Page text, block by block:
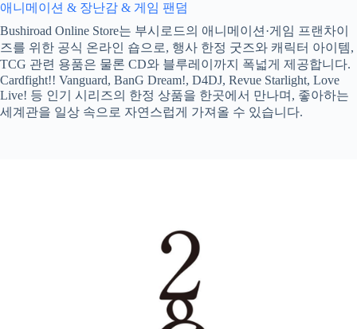
애니메이션 & 장난감 & 게임 팬덤
Bushiroad Online Store는 부시로드의 애니메이션·게임 프랜차이
즈를 위한 공식 온라인 숍으로, 행사 한정 굿즈와 캐릭터 아이템,
TCG 관련 용품은 물론 CD와 블루레이까지 폭넓게 제공합니다.
Cardfight!! Vanguard, BanG Dream!, D4DJ, Revue Starlight, Love
Live! 등 인기 시리즈의 한정 상품을 한곳에서 만나며, 좋아하는
세계관을 일상 속으로 자연스럽게 가져올 수 있습니다.